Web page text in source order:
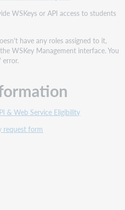
WSKeys or API access to students
have any roles assigned to it,
WSKey Management interface. You
error.
& Web Service Eligibility
request form